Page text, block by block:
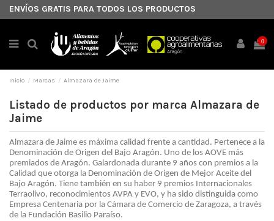
ENVÍOS GRATIS PARA TODOS LOS PRODUCTOS
0
Inicio Marcas Almazara de Jaime
Listado de productos por marca Almazara de
Jaime
Almazara de Jaime es máxima calidad frente a cantidad. Pertenece a la
Denominación de Origen del Bajo Aragón. Uno de los AOVE más
premiados de Aragón. Galardonada durante 9 años con premios a la
Calidad que otorga la Denominación de Origen de Mejor Aceite del
Bajo Aragón. Tiene también en su haber 9 premios Internacionales
Terraolivo, reconocimientos AVPA y EVO, y ha sido distinguida como
Empresa Centenaria por la Cámara de Comercio de Zaragoza, a través
de la Fundación Basilio Paraíso.